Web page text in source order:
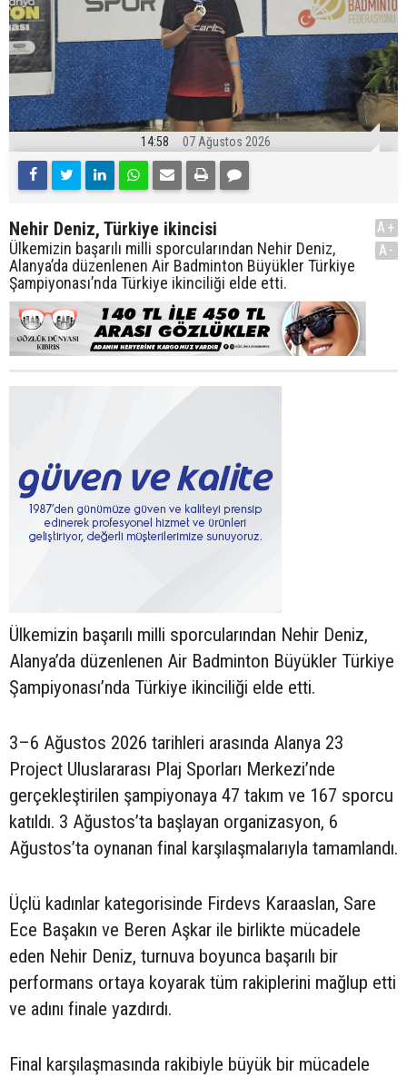
14:58 07 Ağustos 2026
Nehir Deniz, Türkiye ikincisi
Ülkemizin başarılı milli sporcularından Nehir Deniz,
Alanya’da düzenlenen Air Badminton Büyükler Türkiye
Şampiyonası’nda Türkiye ikinciliği elde etti.
A+
A-
Ülkemizin başarılı milli sporcularından Nehir Deniz,
Alanya’da düzenlenen Air Badminton Büyükler Türkiye
Şampiyonası’nda Türkiye ikinciliği elde etti.
3–6 Ağustos 2026 tarihleri arasında Alanya 23
Project Uluslararası Plaj Sporları Merkezi’nde
gerçekleştirilen şampiyonaya 47 takım ve 167 sporcu
katıldı. 3 Ağustos’ta başlayan organizasyon, 6
Ağustos’ta oynanan final karşılaşmalarıyla tamamlandı.
Üçlü kadınlar kategorisinde Firdevs Karaaslan, Sare
Ece Başakın ve Beren Aşkar ile birlikte mücadele
eden Nehir Deniz, turnuva boyunca başarılı bir
performans ortaya koyarak tüm rakiplerini mağlup etti
ve adını finale yazdırdı.
Final karşılaşmasında rakibiyle büyük bir mücadele